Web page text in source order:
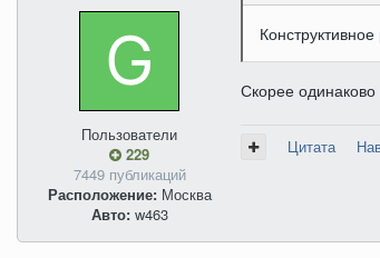
Пользователи
229
7449 публикаций
Расположение:Москва
Авто:w463
Скорее
Цитата